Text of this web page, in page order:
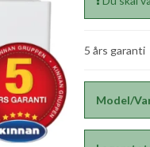
5 års garanti
Model/